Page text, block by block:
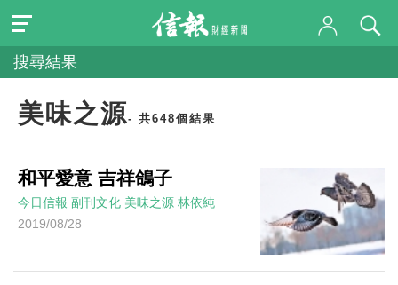
搜尋結果
美味之源- 共648個結果
和平愛意 吉祥鴿子
今日信報 副刊文化 美味之源 林依純
2019/08/28